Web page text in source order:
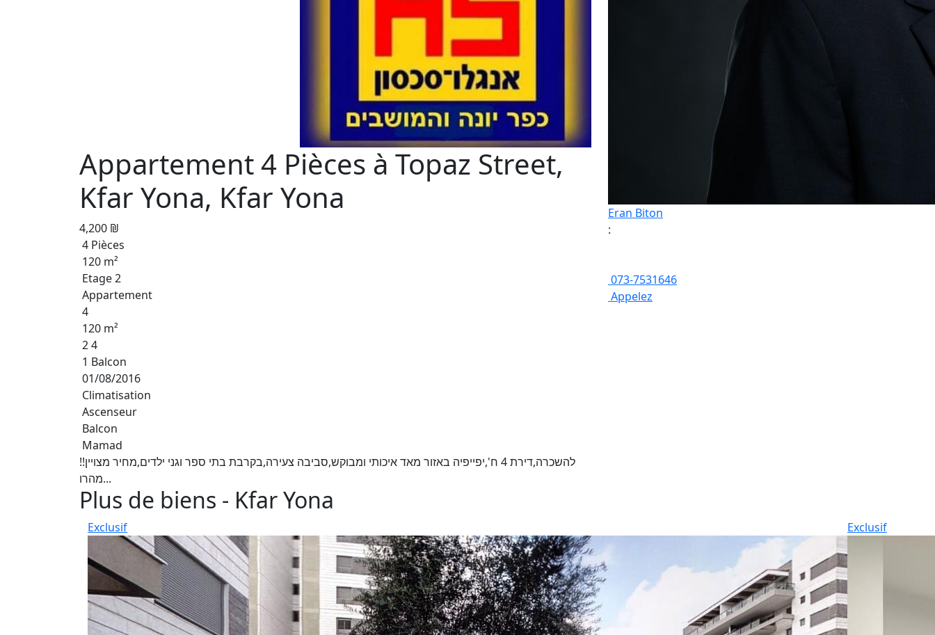
Appartement 4 Pièces à Topaz Street,
Kfar Yona, Kfar Yona
4,200 ₪
4 Pièces
120 m²
Etage 2
Appartement
4
120 m²
2 4
1 Balcon
01/08/2016
Climatisation
Ascenseur
Balcon
Mamad
להשכרה,דירת 4 ח',יפייפיה באזור מאד איכותי ומבוקש,סביבה צעירה,בקרבת בתי ספר וגני ילדים,מחיר מצויין!!
מהרו...
Eran Biton
:
073-7531646
Appelez
Plus de biens - Kfar Yona
Exclusif Exclusif